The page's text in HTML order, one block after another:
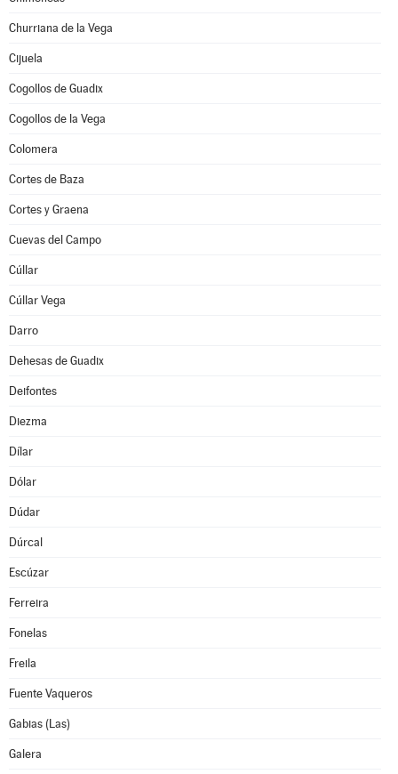
Churriana de la Vega
Cijuela
Cogollos de Guadix
Cogollos de la Vega
Colomera
Cortes de Baza
Cortes y Graena
Cuevas del Campo
Cúllar
Cúllar Vega
Darro
Dehesas de Guadix
Deifontes
Diezma
Dílar
Dólar
Dúdar
Dúrcal
Escúzar
Ferreira
Fonelas
Freila
Fuente Vaqueros
Gabias (Las)
Galera